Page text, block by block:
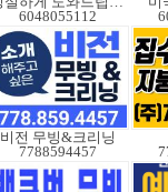
6048055112
비전 무빙&크리닝
7788594457